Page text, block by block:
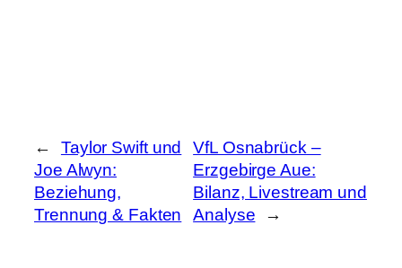
←
Taylor Swift und
Joe Alwyn:
Beziehung,
Trennung & Fakten
VfL Osnabrück –
Erzgebirge Aue:
Bilanz, Livestream und
Analyse
→